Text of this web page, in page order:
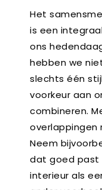
Het
is een
ons
hebben we
slechts één
voorkeur aan
combineren.
overlappingen
Neem
dat goed past
interieur als